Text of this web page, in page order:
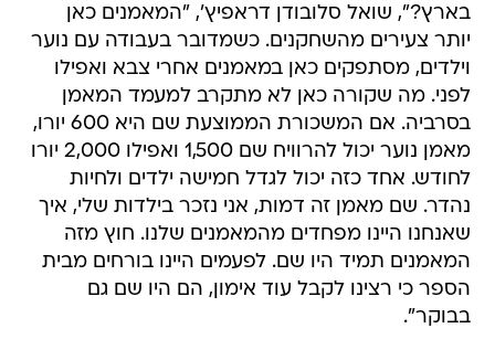
בארץ?", שואל סלובודן דראפיץ', "המאמנים כאן
יותר צעירים מהשחקנים. כשמדובר בעבודה עם נוער
וילדים, מסתפקים כאן במאמנים אחרי צבא ואפילו
לפני. מה שקורה כאן לא מתקרב למעמד המאמן
בסרביה. אם המשכורת הממוצעת שם היא 600 יורו,
מאמן נוער יכול להרוויח שם 1,500 ואפילו 2,000 יורו
לחודש. אחד כזה יכול לגדל חמישה ילדים ולחיות
נהדר. שם מאמן זה דמות, אני נזכר בילדות שלי, איך
שאנחנו היינו מפחדים מהמאמנים שלנו. חוץ מזה
המאמנים תמיד היו שם. לפעמים היינו בורחים מבית
הספר כי רצינו לקבל עוד אימון, הם היו שם גם
בבוקר".